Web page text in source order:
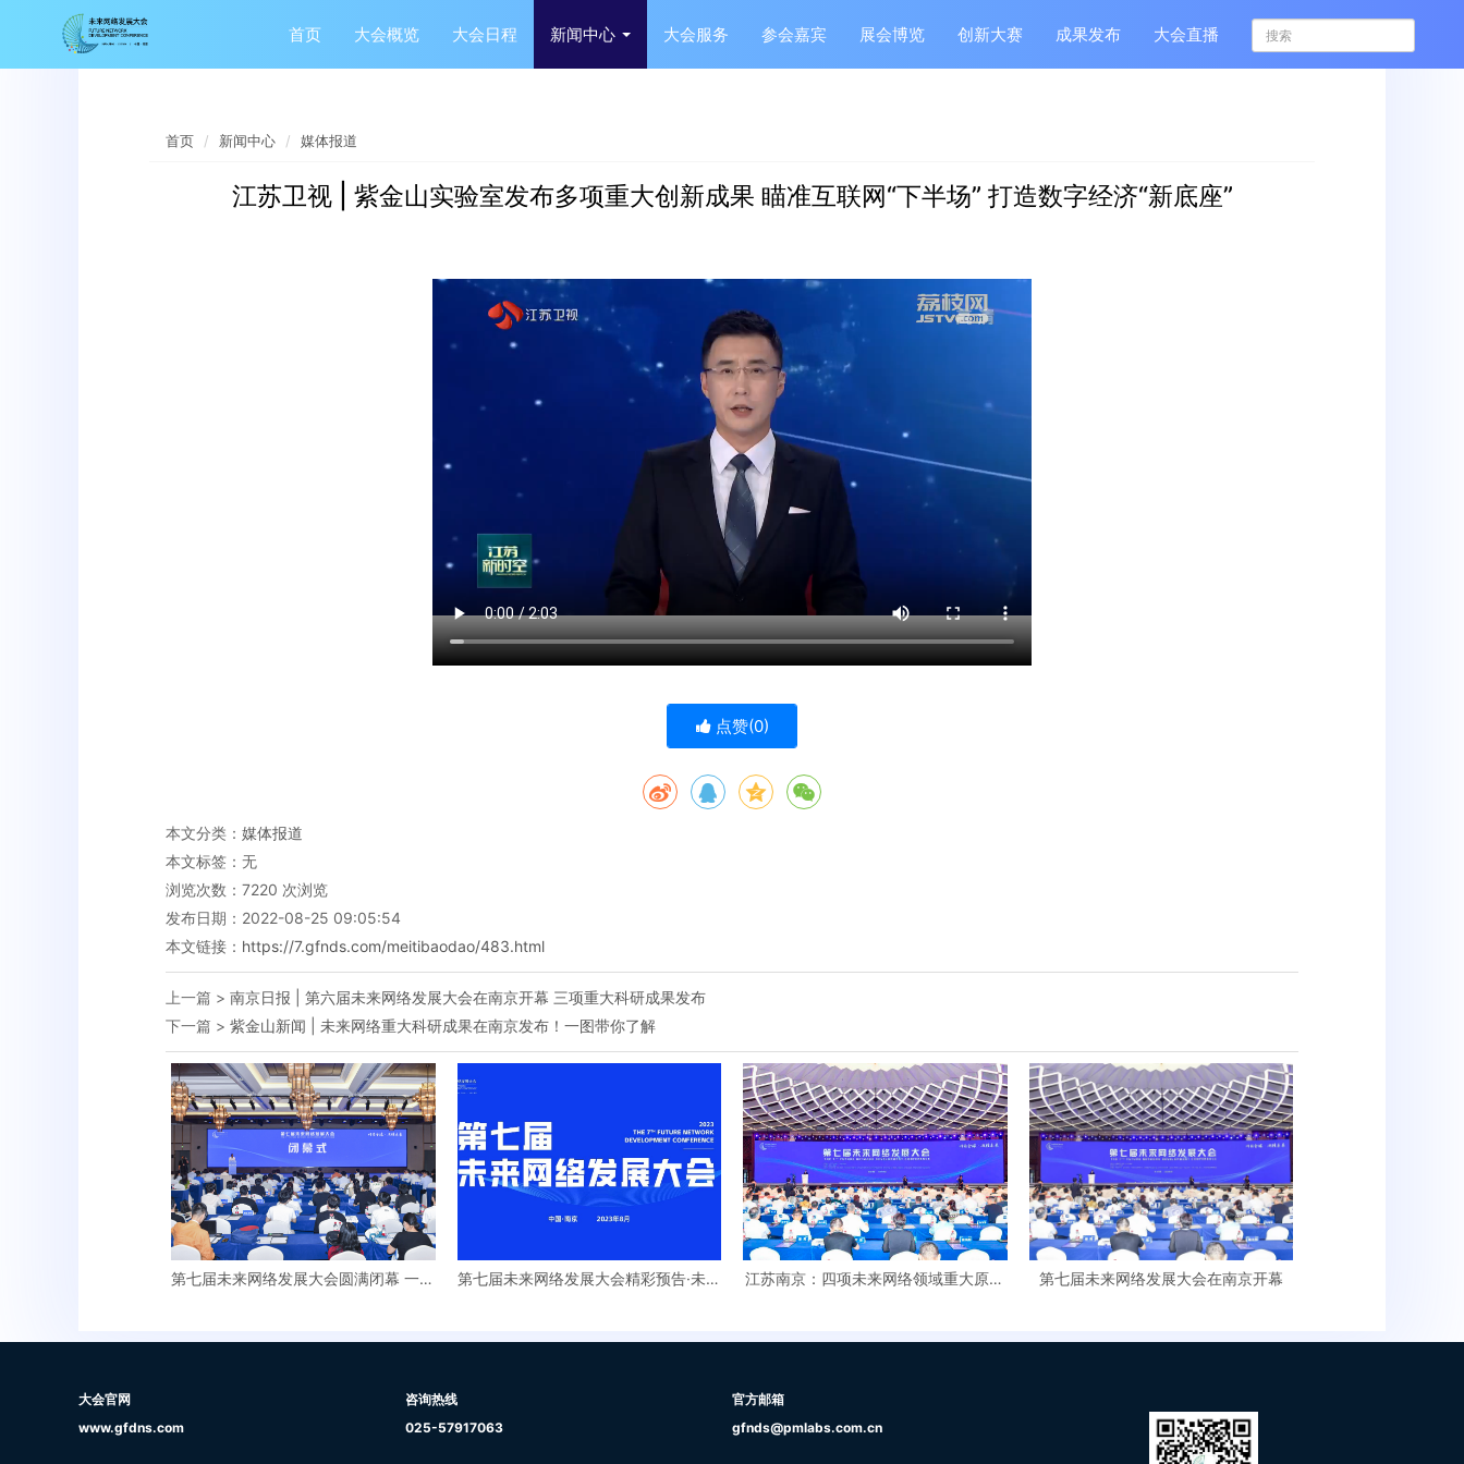
首页 大会概览 大会日程 新闻中心 大会服务 参会嘉宾 展会博览 创新大赛 成果发布 大会直播
首页 新闻中心 媒体报道
江苏卫视 | 紫金山实验室发布多项重大创新成果 瞄准互联网“下半场” 打造数字经济“新底座”
点赞(0)
本文分类： 媒体报道
本文标签：无
浏览次数： 7220 次浏览
发布日期：2022-08-25 09:05:54
本文链接： https://7.gfnds.com/meitibaodao/483.html
上一篇 > 南京日报 | 第六届未来网络发展大会在南京开幕 三项重大科研成果发布
下一篇 > 紫金山新闻 | 未来网络重大科研成果在南京发布！一图带你了解
第七届未来网络发展大会圆满闭幕 一系
第七届未来网络发展大会精彩预告·未来
江苏南京：四项未来网络领域重大原创
第七届未来网络发展大会在南京开幕
大会官网
www.gfdns.com
咨询热线
025-57917063
官方邮箱
gfnds@pmlabs.com.cn